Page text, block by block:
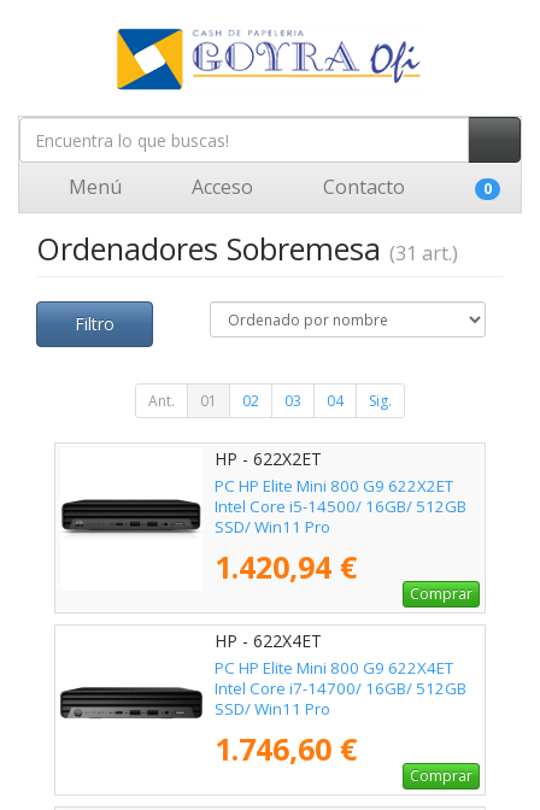
Menú Acceso Contacto 0
Ordenadores Sobremesa (31 art.)
Filtro
Ant. 01 02 03 04 Sig.
HP - 622X2ET
PC HP Elite Mini 800 G9 622X2ET
Intel Core i5-14500/ 16GB/ 512GB
SSD/ Win11 Pro
1.420,94 €
Comprar
HP - 622X4ET
PC HP Elite Mini 800 G9 622X4ET
Intel Core i7-14700/ 16GB/ 512GB
SSD/ Win11 Pro
1.746,60 €
Comprar